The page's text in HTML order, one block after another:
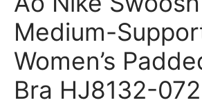
Medium-
Women’s
Bra HJ8132-072